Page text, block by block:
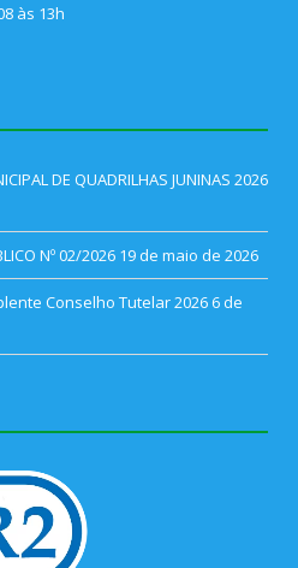
às 13h
DE QUADRILHAS JUNINAS 2026
Nº 02/2026 19 de maio de 2026
Conselho Tutelar 2026 6 de